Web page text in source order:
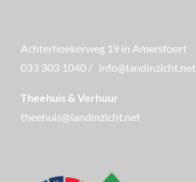
Achterhoekerweg 19 in Amersfoort
033 303 1040 / info@landinzicht.net
Theehuis & Verhuur
theehuis@landinzicht.net